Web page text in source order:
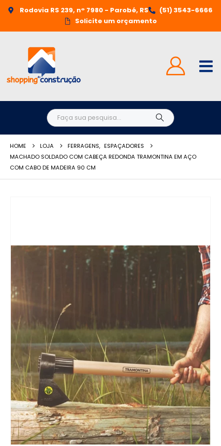
Rodovia RS 239, n° 7980 - Parobé, RS
(51) 3543-6666
Solicite um orçamento
HOME LOJA FERRAGENS, ESPAÇADORES
MACHADO SOLDADO COM CABEÇA REDONDA TRAMONTINA EM AÇO
COM CABO DE MADEIRA 90 CM